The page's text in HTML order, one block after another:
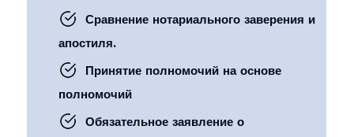
Сравнение нотариального заверения и
апостиля.
Принятие полномочий на основе
полномочий
Обязательное заявление о